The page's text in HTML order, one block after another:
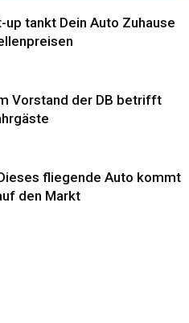
up tankt Dein Auto Zuhause
Vorstand der DB betrifft
fliegende Auto kommt
den Markt